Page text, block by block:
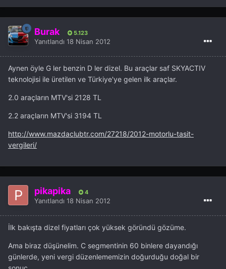
Burak 5.123
Yanıtlandı 18 Nisan 2012
Aynen öyle G ler benzin D ler dizel. Bu araçlar saf SKYACTIV
teknolojisi ile üretilen ve Türkiye'ye gelen ilk araçlar.
2.0 araçların MTV'si 2128 TL
2.2 araçların MTV'si 3194 TL
http://www.mazdaclubtr.com/27218/2012-motorlu-tasit-
vergileri/
pikapika 4
Yanıtlandı 18 Nisan 2012
İlk bakışta dizel fiyatları çok yüksek göründü gözüme.
Ama biraz düşünelim. C segmentinin 60 binlere dayandığı
günlerde, yeni vergi düzenlememizin doğurduğu doğal bir